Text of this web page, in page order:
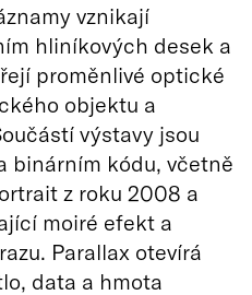
vznikají
hliníkových desek a
proměnlivé optické
objektu a
výstavy jsou
binárním kódu, včetně
z roku 2008 a
moiré efekt a
Parallax otevírá
data a hmota